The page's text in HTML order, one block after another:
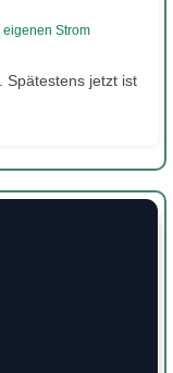
Strom
Spätestens jetzt ist